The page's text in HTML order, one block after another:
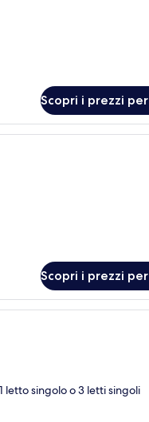
Scopri i prezzi
Una stanza con
Scopri i prezzi
Un bagno con
letto singolo o 3 letti singoli